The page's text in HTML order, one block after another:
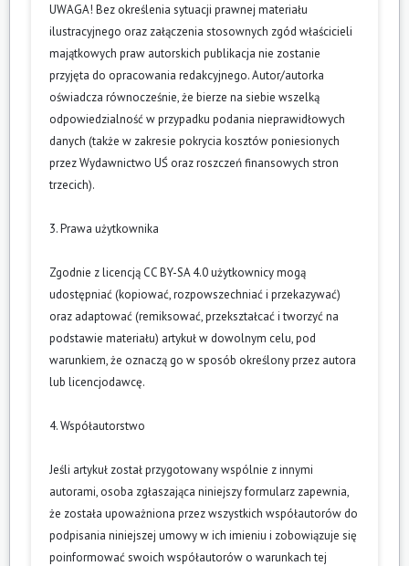
UWAGA! Bez określenia sytuacji prawnej materiału
ilustracyjnego oraz załączenia stosownych zgód właścicieli
majątkowych praw autorskich publikacja nie zostanie
przyjęta do opracowania redakcyjnego. Autor/autorka
oświadcza równocześnie, że bierze na siebie wszelką
odpowiedzialność w przypadku podania nieprawidłowych
danych (także w zakresie pokrycia kosztów poniesionych
przez Wydawnictwo UŚ oraz roszczeń finansowych stron
trzecich).
3. Prawa użytkownika
Zgodnie z licencją CC BY-SA 4.0 użytkownicy mogą
udostępniać (kopiować, rozpowszechniać i przekazywać)
oraz adaptować (remiksować, przekształcać i tworzyć na
podstawie materiału) artykuł w dowolnym celu, pod
warunkiem, że oznaczą go w sposób określony przez autora
lub licencjodawcę.
4. Współautorstwo
Jeśli artykuł został przygotowany wspólnie z innymi
autorami, osoba zgłaszająca niniejszy formularz zapewnia,
że została upoważniona przez wszystkich współautorów do
podpisania niniejszej umowy w ich imieniu i zobowiązuje się
poinformować swoich współautorów o warunkach tej